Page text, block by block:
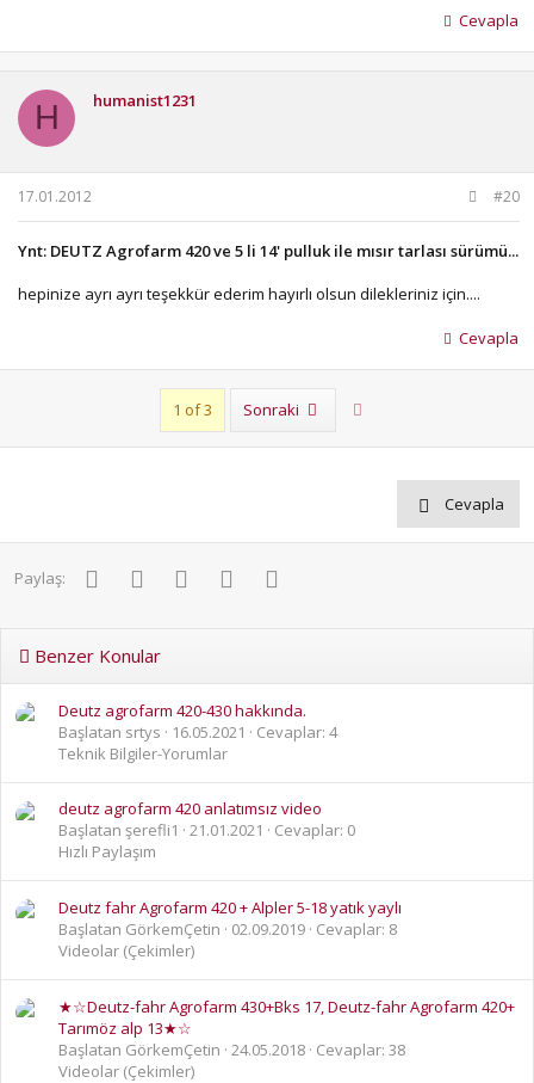
Cevapla
H humanist1231
17.01.2012 #20
Ynt: DEUTZ Agrofarm 420 ve 5 li 14' pulluk ile mısır tarlası sürümü...
hepinize ayrı ayrı teşekkür ederim hayırlı olsun dilekleriniz için....
Cevapla
1 of 3 Sonraki
Cevapla
Paylaş: FacebookTwitter PinterestWhatsApp
Benzer Konular
Deutz agrofarm 420-430 hakkında.
Başlatan srtys
16.05.2021
Cevaplar: 4
Teknik Bilgiler-Yorumlar
deutz agrofarm 420 anlatımsız video
Başlatan şerefli1
21.01.2021
Cevaplar: 0
Hızlı Paylaşım
Deutz fahr Agrofarm 420 + Alpler 5-18 yatık yaylı
Başlatan GörkemÇetin
02.09.2019 Cevaplar: 8
Videolar (Çekimler)
★☆Deutz-fahr Agrofarm 430+Bks 17, Deutz-fahr Agrofarm 420+
Tarımöz alp 13★☆
Başlatan GörkemÇetin 24.05.2018 Cevaplar: 38
Videolar (Çekimler)